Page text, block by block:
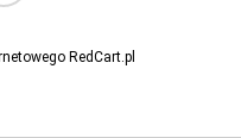
RedCart.pl